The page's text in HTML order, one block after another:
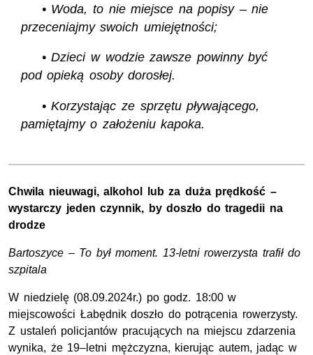
• Woda, to nie miejsce na popisy – nie
przeceniajmy swoich umiejętności;
• Dzieci w wodzie zawsze powinny być
pod opieką osoby dorosłej.
• Korzystając ze sprzętu pływającego,
pamiętajmy o założeniu kapoka.
Chwila nieuwagi, alkohol lub za duża prędkość –
wystarczy jeden czynnik, by doszło do tragedii na
drodze
Bartoszyce – To był moment. 13-letni rowerzysta trafił do
szpitala
W niedzielę (08.09.2024r.) po godz. 18:00 w
miejscowości Łabędnik doszło do potrącenia rowerzysty.
Z ustaleń policjantów pracujących na miejscu zdarzenia
wynika, że 19–letni mężczyzna, kierując autem, jadąc w